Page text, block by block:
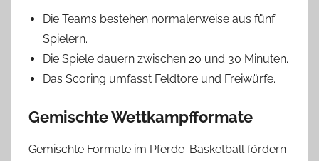
Die Teams bestehen normalerweise aus fünf
Spielern.
Die Spiele dauern zwischen 20 und 30 Minuten.
Das Scoring umfasst Feldtore und Freiwürfe.
Gemischte Wettkampfformate
Gemischte Formate im Pferde-Basketball fördern